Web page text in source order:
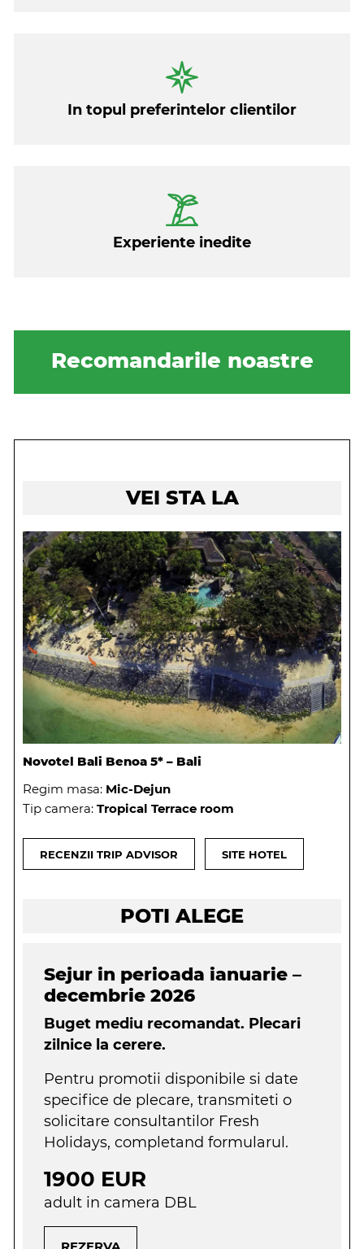
In topul preferintelor clientilor
Experiente inedite
Recomandarile noastre
VEI STA LA
Novotel Bali Benoa 5* – Bali
Regim masa: Mic-Dejun
Tip camera: Tropical Terrace room
RECENZII TRIP ADVISOR SITE HOTEL
POTI ALEGE
Sejur in perioada ianuarie –
decembrie 2026
Buget mediu recomandat. Plecari
zilnice la cerere.
Pentru promotii disponibile si date
specifice de plecare, transmiteti o
solicitare consultantilor Fresh
Holidays, completand formularul.
1900 EUR
adult in camera DBL